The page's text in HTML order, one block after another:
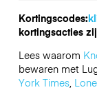
Kortingscodes:
kortingsacties
Lees waarom
bewaren met
York Times,